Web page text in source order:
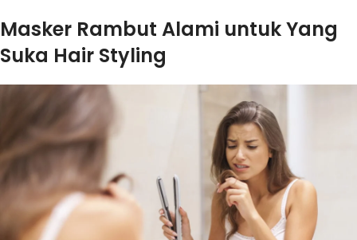
Masker Rambut Alami untuk Yang
Suka Hair Styling